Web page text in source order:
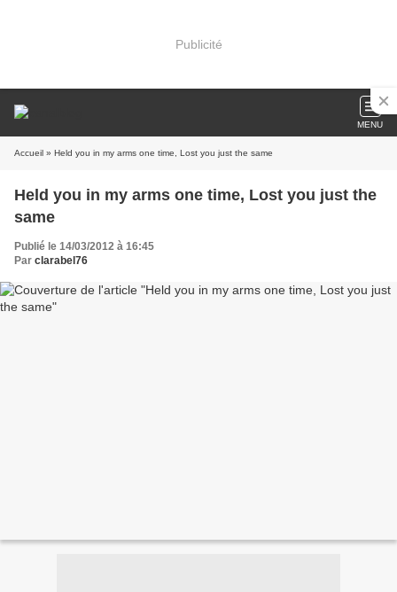
Publicité
MENU
Accueil » Held you in my arms one time, Lost you just the same
Held you in my arms one time, Lost you just the
same
Publié le 14/03/2012 à 16:45
Par clarabel76